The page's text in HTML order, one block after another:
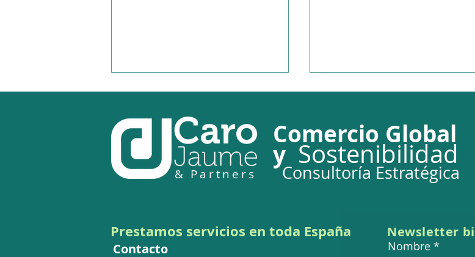
de las asignaciones
gratuitas de derechos de
& Partners
Comercio Global
y Sostenibilidad
Consultoría Estratégica
Prestamos servicios en toda España
Contacto
Newsletter bi
Nombre